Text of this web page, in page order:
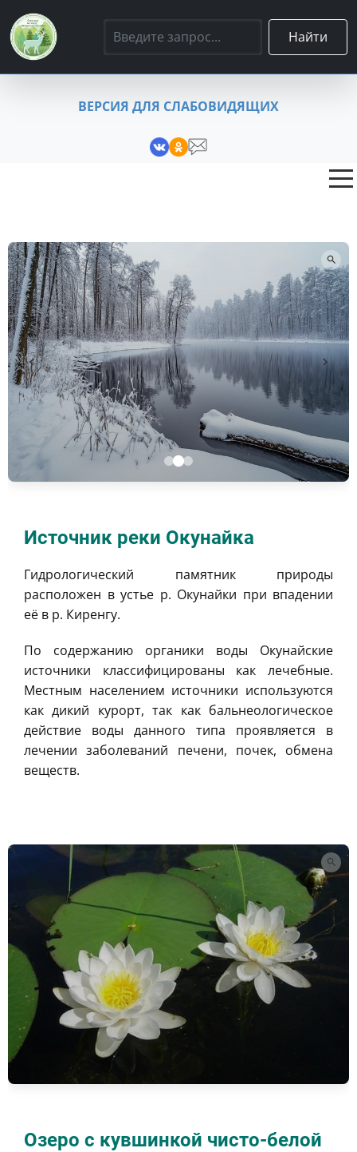
Найти
ВЕРСИЯ ДЛЯ СЛАБОВИДЯЩИХ
Источник реки Окунайка
Гидрологический памятник природы
расположен в устье р. Окунайки при впадении
её в р. Киренгу.
По содержанию органики воды Окунайские
источники классифицированы как лечебные.
Местным населением источники используются
как дикий курорт, так как бальнеологическое
действие воды данного типа проявляется в
лечении заболеваний печени, почек, обмена
веществ.
Озеро с кувшинкой чисто-белой